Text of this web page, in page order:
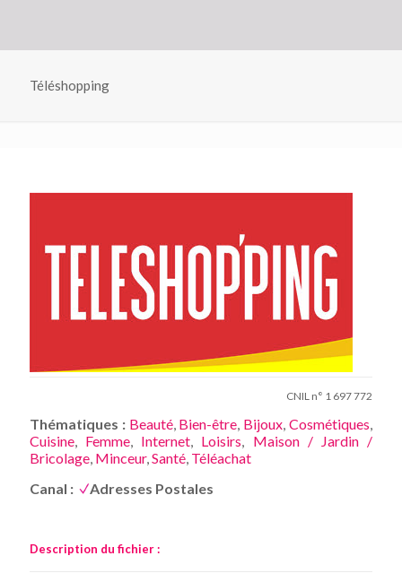
Téléshopping
CNIL n° 1 697 772
Thématiques : Beauté, Bien-être, Bijoux,Cosmétiques,
Cuisine, Femme, Internet, Loisirs, Maison / Jardin /
Bricolage, Minceur,Santé, Téléachat
Canal :
Adresses Postales
Description du fichier :